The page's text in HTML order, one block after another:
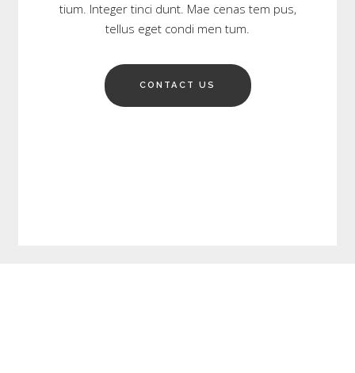
tium. Integer tinci dunt. Mae cenas tem pus,
tellus eget condi men tum.
CONTACT US